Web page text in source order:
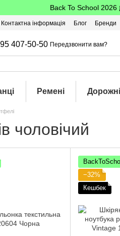
Back To School 2026
Контактна інформація Блог Бренди
407-50-50 Передзвонити вам?
Ремені
чоловічий
−32%
Кешбек